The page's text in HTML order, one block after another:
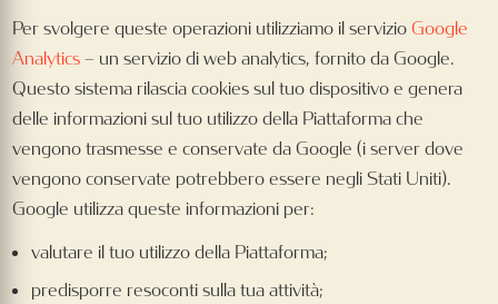
Per svolgere queste operazioni utilizziamo il servizioGoogle
Analytics– un servizio di web analytics, fornito da Google.
Questo sistema rilascia cookies sul tuo dispositivo e genera
delle informazioni sul tuo utilizzo della Piattaforma che
vengono trasmesse e conservate da Google (i server dove
vengono conservate potrebbero essere negli Stati Uniti).
Google utilizza queste informazioni per:
valutare il tuo utilizzo della Piattaforma;
predisporre resoconti sulla tua attività;